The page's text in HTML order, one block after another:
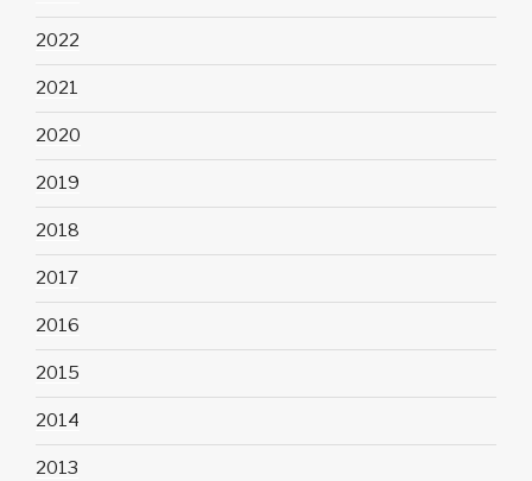
2022
2021
2020
2019
2018
2017
2016
2015
2014
2013